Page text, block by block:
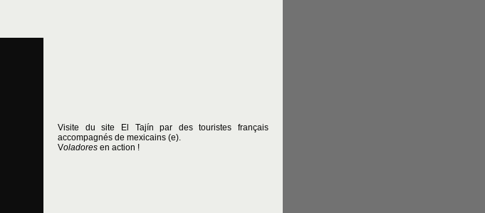
Visite du site El Tajín par des touristes français
accompagnés de mexicains (e).
Voladores en action !